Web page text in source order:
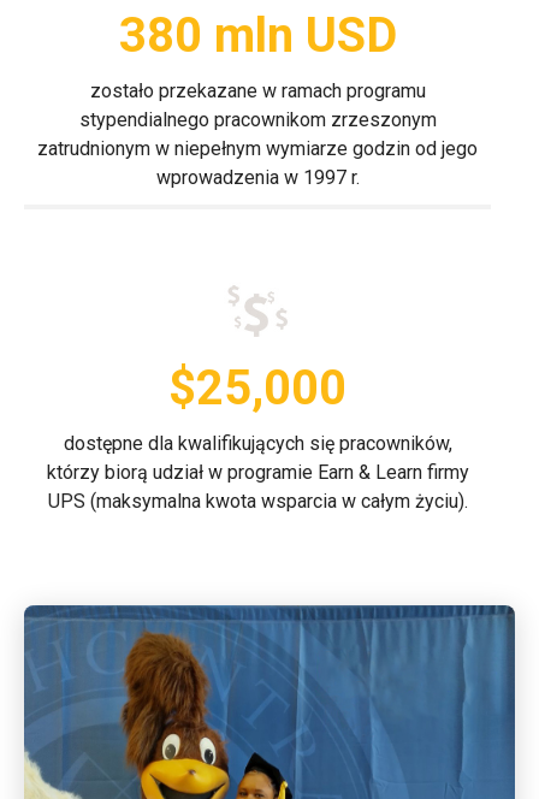
380 mln USD
zostało przekazane w ramach programu
stypendialnego pracownikom zrzeszonym
zatrudnionym w niepełnym wymiarze godzin od jego
wprowadzenia w 1997 r.
$25,000
dostępne dla kwalifikujących się pracowników,
którzy biorą udział w programie Earn & Learn firmy
UPS (maksymalna kwota wsparcia w całym życiu).